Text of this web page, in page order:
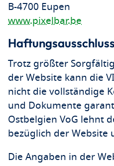
B-4700 Eupen
www.pixelbar.be
Haftungsausschluss
Trotz größter
der Website kann die
nicht die vollständige
und Dokumente
Ostbelgien VoG lehnt
bezüglich der Website
Die Angaben in der